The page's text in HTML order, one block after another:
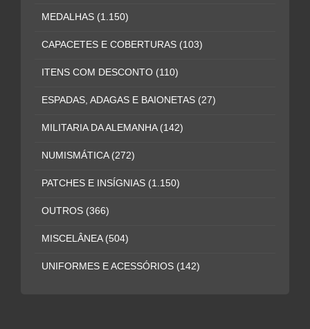
MEDALHAS (1.150)
CAPACETES E COBERTURAS (103)
ITENS COM DESCONTO (110)
ESPADAS, ADAGAS E BAIONETAS (27)
MILITARIA DA ALEMANHA (142)
NUMISMÁTICA (272)
PATCHES E INSÍGNIAS (1.150)
OUTROS (366)
MISCELÂNEA (504)
UNIFORMES E ACESSÓRIOS (142)